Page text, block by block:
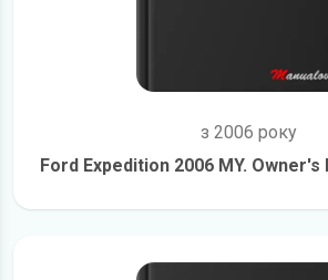
з 2006 року
Ford Expedition 2006 MY. Owner's